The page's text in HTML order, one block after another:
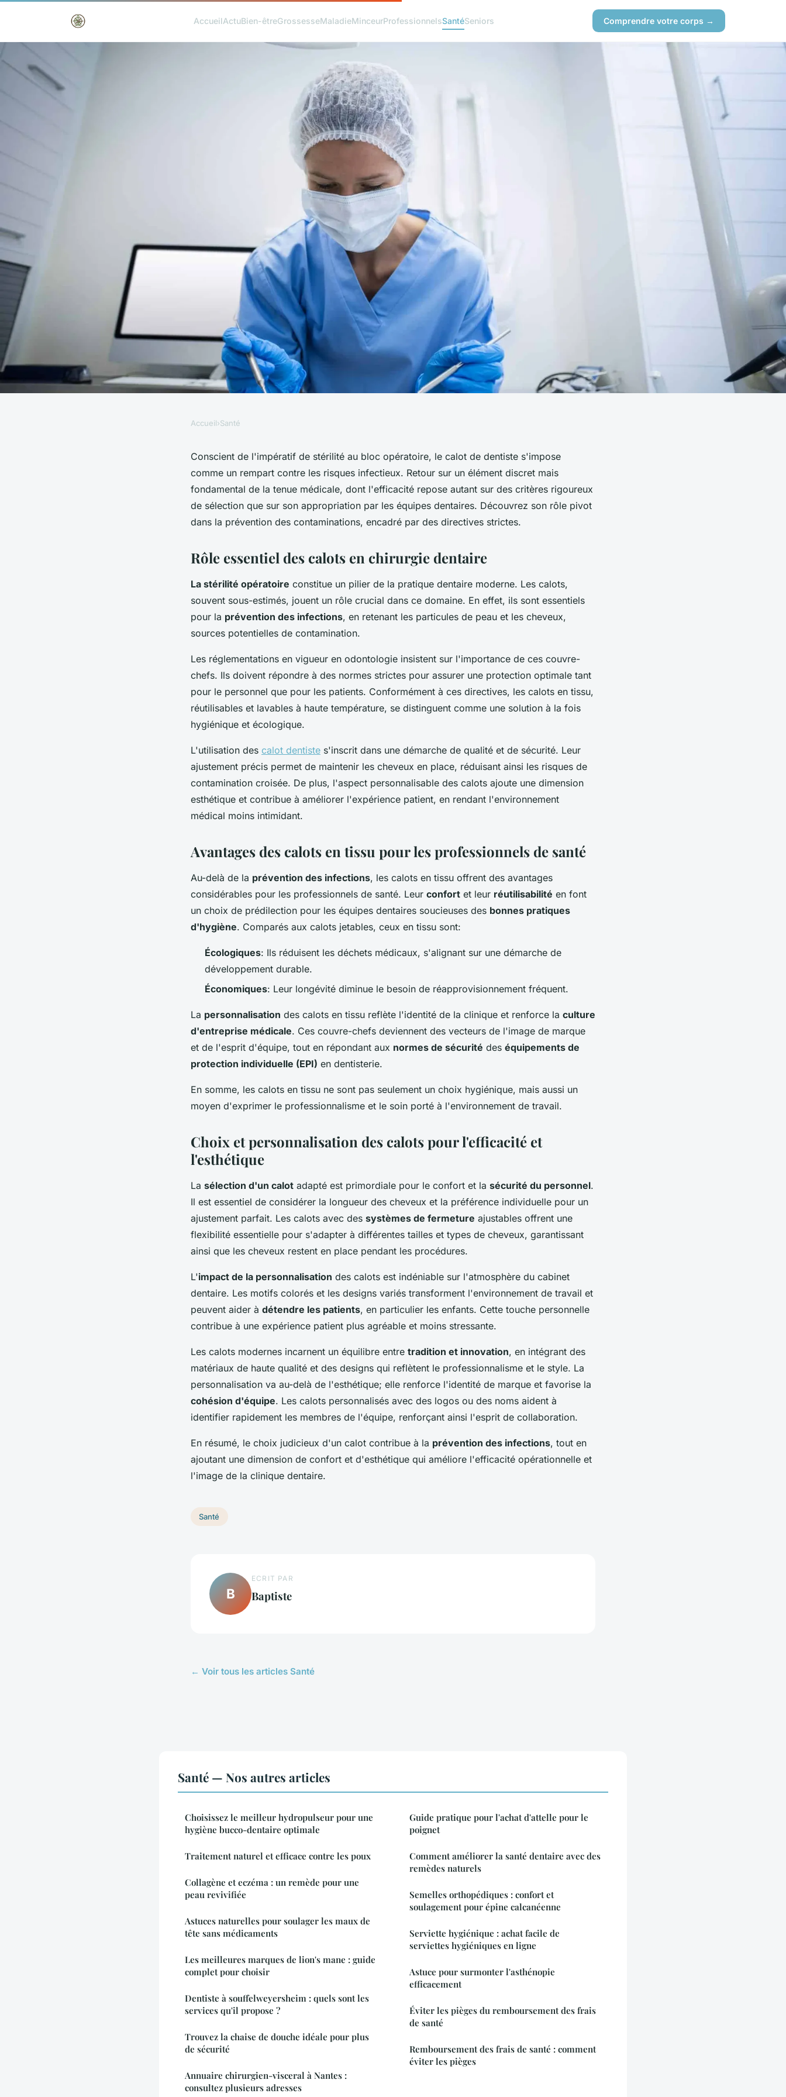
AccueilActuBien-êtreGrossesseMaladieMinceurProfessionnelsSantéSeniors Comprendre votre corps →
Calots de dentiste: essentiels pour la
stérilité opératoire
Accueil›Santé
Conscient de l'impératif de stérilité au bloc opératoire, le calot de dentiste s'impose
comme un rempart contre les risques infectieux. Retour sur un élément discret mais
fondamental de la tenue médicale, dont l'efficacité repose autant sur des critères rigoureux
de sélection que sur son appropriation par les équipes dentaires. Découvrez son rôle pivot
dans la prévention des contaminations, encadré par des directives strictes.
Rôle essentiel des calots en chirurgie dentaire
La stérilité opératoire constitue un pilier de la pratique dentaire moderne. Les calots,
souvent sous-estimés, jouent un rôle crucial dans ce domaine. En effet, ils sont essentiels
pour la prévention des infections, en retenant les particules de peau et les cheveux,
sources potentielles de contamination.
Les réglementations en vigueur en odontologie insistent sur l'importance de ces couvre-
chefs. Ils doivent répondre à des normes strictes pour assurer une protection optimale tant
pour le personnel que pour les patients. Conformément à ces directives, les calots en tissu,
réutilisables et lavables à haute température, se distinguent comme une solution à la fois
hygiénique et écologique.
L'utilisation des calot dentiste s'inscrit dans une démarche de qualité et de sécurité. Leur
ajustement précis permet de maintenir les cheveux en place, réduisant ainsi les risques de
contamination croisée. De plus, l'aspect personnalisable des calots ajoute une dimension
esthétique et contribue à améliorer l'expérience patient, en rendant l'environnement
médical moins intimidant.
Avantages des calots en tissu pour les professionnels de santé
Au-delà de la prévention des infections, les calots en tissu offrent des avantages
considérables pour les professionnels de santé. Leur confort et leur réutilisabilité en font
un choix de prédilection pour les équipes dentaires soucieuses des bonnes pratiques
d'hygiène. Comparés aux calots jetables, ceux en tissu sont:
Écologiques: Ils réduisent les déchets médicaux, s'alignant sur une démarche de
développement durable.
Économiques: Leur longévité diminue le besoin de réapprovisionnement fréquent.
La personnalisation des calots en tissu reflète l'identité de la clinique et renforce la culture
d'entreprise médicale. Ces couvre-chefs deviennent des vecteurs de l'image de marque
et de l'esprit d'équipe, tout en répondant aux normes de sécurité des équipements de
protection individuelle (EPI) en dentisterie.
En somme, les calots en tissu ne sont pas seulement un choix hygiénique, mais aussi un
moyen d'exprimer le professionnalisme et le soin porté à l'environnement de travail.
Choix et personnalisation des calots pour l'efficacité et
l'esthétique
La sélection d'un calot adapté est primordiale pour le confort et la sécurité du personnel.
Il est essentiel de considérer la longueur des cheveux et la préférence individuelle pour un
ajustement parfait. Les calots avec des systèmes de fermeture ajustables offrent une
flexibilité essentielle pour s'adapter à différentes tailles et types de cheveux, garantissant
ainsi que les cheveux restent en place pendant les procédures.
L'impact de la personnalisation des calots est indéniable sur l'atmosphère du cabinet
dentaire. Les motifs colorés et les designs variés transforment l'environnement de travail et
peuvent aider à détendre les patients, en particulier les enfants. Cette touche personnelle
contribue à une expérience patient plus agréable et moins stressante.
Les calots modernes incarnent un équilibre entre tradition et innovation, en intégrant des
matériaux de haute qualité et des designs qui reflètent le professionnalisme et le style. La
personnalisation va au-delà de l'esthétique; elle renforce l'identité de marque et favorise la
cohésion d'équipe. Les calots personnalisés avec des logos ou des noms aident à
identifier rapidement les membres de l'équipe, renforçant ainsi l'esprit de collaboration.
En résumé, le choix judicieux d'un calot contribue à la prévention des infections, tout en
ajoutant une dimension de confort et d'esthétique qui améliore l'efficacité opérationnelle et
l'image de la clinique dentaire.
Santé
B
ECRIT PAR
Baptiste
← Voir tous les articles Santé
Santé — Nos autres articles
Choisissez le meilleur hydropulseur pour une
hygiène bucco-dentaire optimale
Traitement naturel et efficace contre les poux
Collagène et eczéma : un remède pour une
peau revivifiée
Astuces naturelles pour soulager les maux de
tête sans médicaments
Les meilleures marques de lion's mane : guide
complet pour choisir
Dentiste à souffelweyersheim : quels sont les
services qu'il propose ?
Trouvez la chaise de douche idéale pour plus
de sécurité
Annuaire chirurgien-visceral à Nantes :
consultez plusieurs adresses
Guide pratique pour l'achat d'attelle pour le
poignet
Comment améliorer la santé dentaire avec des
remèdes naturels
Semelles orthopédiques : confort et
soulagement pour épine calcanéenne
Serviette hygiénique : achat facile de
serviettes hygiéniques en ligne
Astuce pour surmonter l'asthénopie
efficacement
Éviter les pièges du remboursement des frais
de santé
Remboursement des frais de santé : comment
éviter les pièges